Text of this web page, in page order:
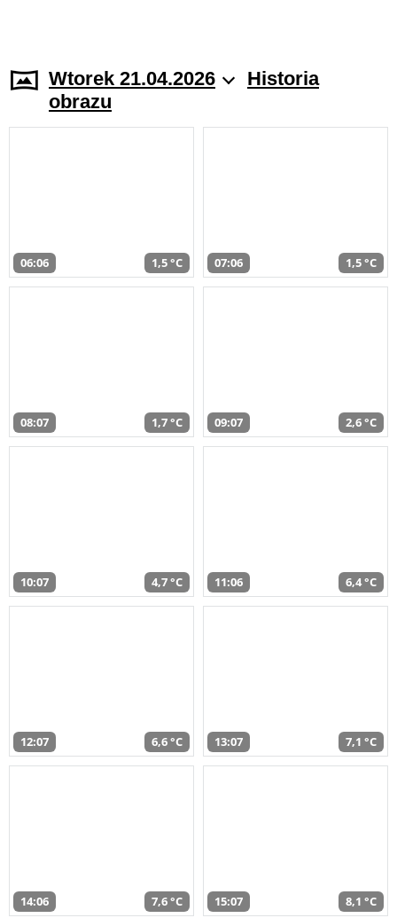
Wtorek 21.04.2026
Historia
obrazu
06:06 1,5 °C 07:06 1,5 °C
08:07 1,7 °C 09:07 2,6 °C
10:07 4,7 °C 11:06 6,4 °C
12:07 6,6 °C 13:07 7,1 °C
14:06 7,6 °C 15:07 8,1 °C